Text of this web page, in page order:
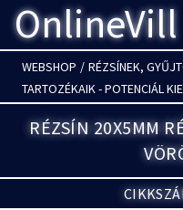
OnlineVill
WEBSHOP / RÉZSÍNEK,
TARTOZÉKAIK - POTENCIÁL
RÉZSÍN 20X5MM